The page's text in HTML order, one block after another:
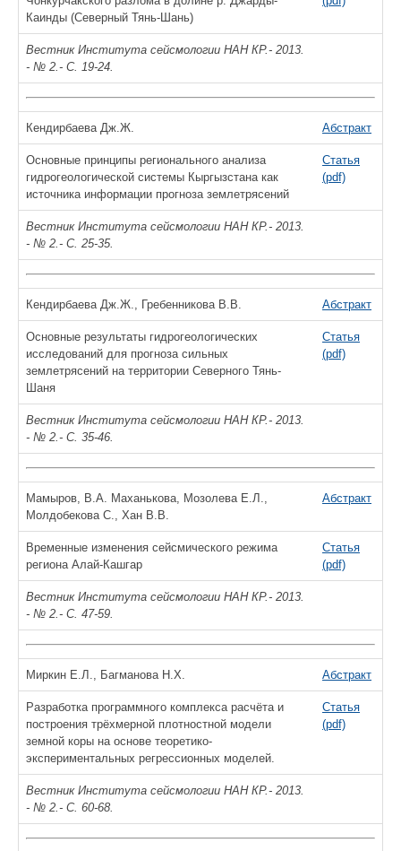
Каинды (Северный Тянь-Шань)
Вестник Института сейсмологии НАН КР.- 2013.
- № 2.- С. 19-24.
Кендирбаева Дж.Ж. Абстракт
Основные принципы регионального анализа
гидрогеологической системы Кыргызстана как
источника информации прогноза землетрясений
Статья
(pdf)
Вестник Института сейсмологии НАН КР.- 2013.
- № 2.- С. 25-35.
Кендирбаева Дж.Ж., Гребенникова В.В. Абстракт
Основные результаты гидрогеологических
исследований для прогноза сильных
землетрясений на территории Северного Тянь-
Шаня
Статья
(pdf)
Вестник Института сейсмологии НАН КР.- 2013.
- № 2.- С. 35-46.
Мамыров, В.А. Маханькова, Мозолева Е.Л.,
Молдобекова С., Хан В.В.
Абстракт
Временные изменения сейсмического режима
региона Алай-Кашгар
Статья
(pdf)
Вестник Института сейсмологии НАН КР.- 2013.
- № 2.- С. 47-59.
Миркин Е.Л., Багманова Н.Х. Абстракт
Разработка программного комплекса расчёта и
построения трёхмерной плотностной модели
земной коры на основе теоретико-
экспериментальных регрессионных моделей.
Статья
(pdf)
Вестник Института сейсмологии НАН КР.- 2013.
- № 2.- С. 60-68.